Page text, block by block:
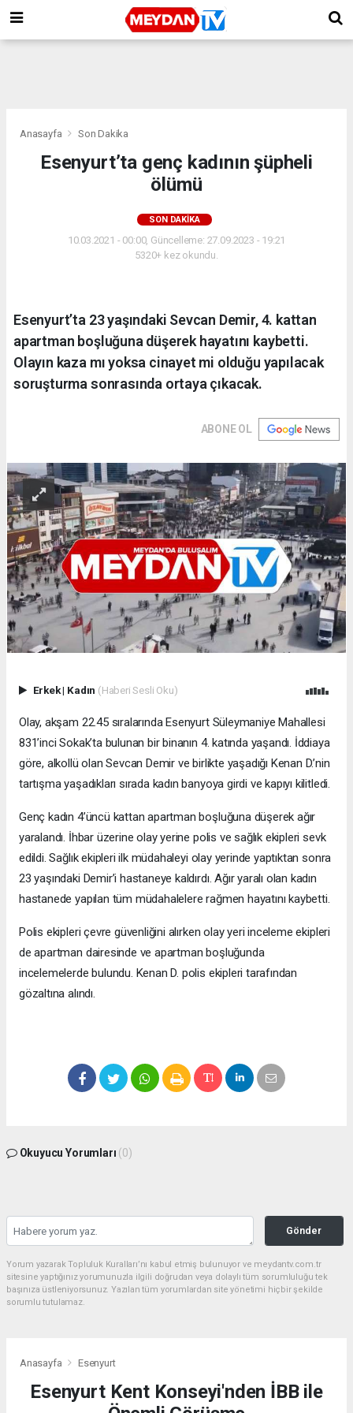
Anasayfa Son Dakika
Esenyurt’ta genç kadının şüpheli
ölümü
SON DAKIKA
10.03.2021 - 00:00, Güncelleme: 27.09.2023 - 19:21
5320+ kez okundu.
Esenyurt’ta 23 yaşındaki Sevcan Demir, 4. kattan
apartman boşluğuna düşerek hayatını kaybetti.
Olayın kaza mı yoksa cinayet mi olduğu yapılacak
soruşturma sonrasında ortaya çıkacak.
ABONE OL
Erkek| Kadın (Haberi Sesli Oku)
Olay, akşam 22.45 sıralarında Esenyurt Süleymaniye Mahallesi
831’inci Sokak’ta bulunan bir binanın 4. katında yaşandı. İddiaya
göre, alkollü olan Sevcan Demir ve birlikte yaşadığı Kenan D.’nin
tartışma yaşadıkları sırada kadın banyoya girdi ve kapıyı kilitledi.
Genç kadın 4’üncü kattan apartman boşluğuna düşerek ağır
yaralandı. İhbar üzerine olay yerine polis ve sağlık ekipleri sevk
edildi. Sağlık ekipleri ilk müdahaleyi olay yerinde yaptıktan sonra
23 yaşındaki Demir’i hastaneye kaldırdı. Ağır yaralı olan kadın
hastanede yapılan tüm müdahalelere rağmen hayatını kaybetti.
Polis ekipleri çevre güvenliğini alırken olay yeri inceleme ekipleri
de apartman dairesinde ve apartman boşluğunda
incelemelerde bulundu. Kenan D. polis ekipleri tarafından
gözaltına alındı.
Okuyucu Yorumları (0)
Gönder
Yorum yazarak Topluluk Kuralları’nı kabul etmiş bulunuyor ve meydantv.com.tr
sitesine yaptığınız yorumunuzla ilgili doğrudan veya dolaylı tüm sorumluluğu tek
başınıza üstleniyorsunuz. Yazılan tüm yorumlardan site yönetimi hiçbir şekilde
sorumlu tutulamaz.
Anasayfa Esenyurt
Esenyurt Kent Konseyi'nden İBB ile